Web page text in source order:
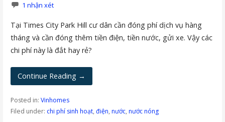
1 nhận xét
Tại Times City Park Hill cư dân cần đóng phí dịch vụ hàng
tháng và cần đóng thêm tiền điện, tiền nước, gửi xe. Vậy các
chi phí này là đắt hay rẻ?
Continue Reading →
Posted in: Vinhomes
Filed under: chi phí sinh hoạt, điện, nước, nước nóng